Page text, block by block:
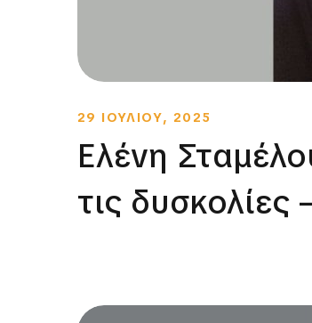
29 ΙΟΥΛΙΟΥ, 2025
Ελένη
τις δυσκολίες